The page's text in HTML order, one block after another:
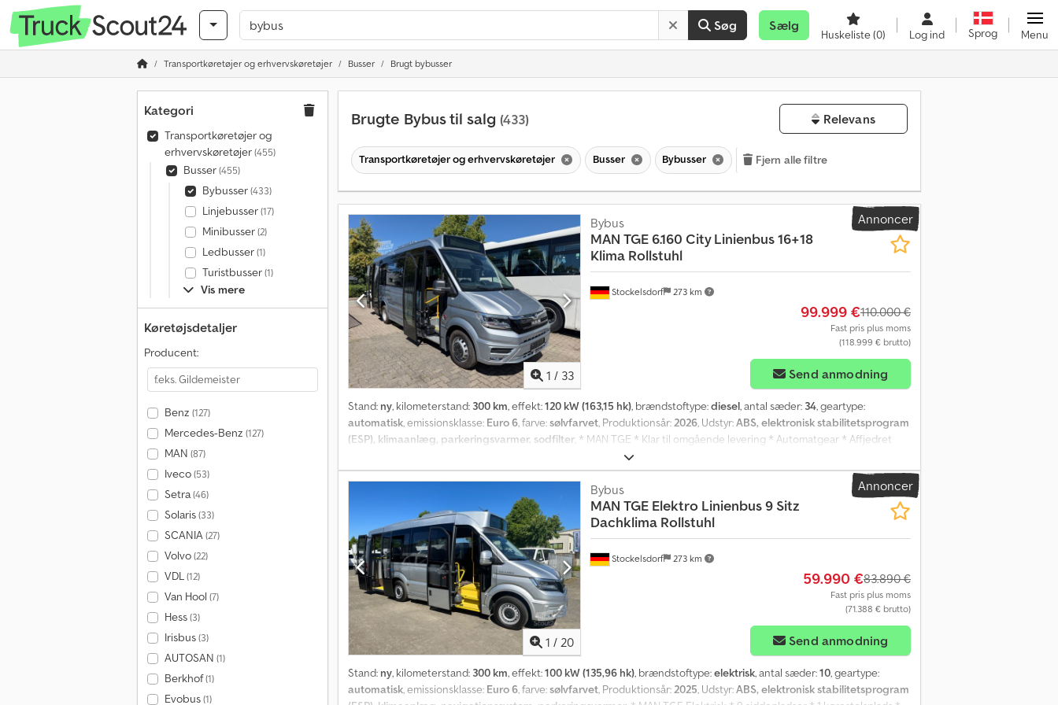
Søg Sælg
Huskeliste(0) Log ind Sprog Menu
Transportkøretøjer og erhvervskøretøjer Busser Brugt bybusser
Kategori
Transportkøretøjer og
erhvervskøretøjer(455)
Busser(455)
Bybusser(433)
Linjebusser(17)
Minibusser(2)
Ledbusser(1)
Turistbusser(1)
Vis mere
Køretøjsdetaljer
Producent:
Benz (127)
Mercedes-Benz (127)
MAN (87)
Iveco(53)
Setra(46)
Solaris(33)
SCANIA(27)
Volvo(22)
VDL(12)
Van Hool (7)
Hess(3)
Irisbus(3)
AUTOSAN (1)
Berkhof(1)
Evobus(1)
Brugte Bybus til salg (433) Relevans
Transportkøretøjer og erhvervskøretøjer Busser Bybusser Fjern alle filtre
Annoncer
1 / 33
Stockelsdorf 273 km
Bybus
MAN TGE 6.160 City Linienbus 16+18
Klima Rollstuhl
99.999 €110.000 €
Fast pris plus moms
(118.999 € brutto)
Send anmodning
Stand: ny, kilometerstand: 300 km, effekt:120 kW (163,15 hk), brændstoftype:diesel, antal sæder: 34, geartype:
automatisk, emissionsklasse: Euro 6, farve:sølvfarvet, Produktionsår:2026, Udstyr:ABS, elektronisk stabilitetsprogram
(ESP), klimaanlæg, parkeringsvarmer, sodfilter, * MAN TGE * Klar til omgående levering * Automatgear * Affjedret
førersæde * Massagesæde til føreren * Fartpilot * Bakkamera * 16 siddepladser * 18 ståpladser Csdpfx Ahezgpw Ns
Sorf * Plads til kørestol * Automatgear * Fartpilot * Multifunktionsrat * Klimaanlæg til føreren * Affjedret førersæde *
Klimaanlæg i taget * Parkeringsvarmer * Varme i passagerkabinen * LED-belysning, hvid og blå * USB-opladningsporte
i passagerkabinen * Støttehåndtag * Stopknapper * Kørestolsrampe * Bakkamera * Tre overvågningskameraer *
Antiskridbelægning * Elektriske svingdøre, 1 foran, 1 bagpå (dobbelt) * Linjetrafik * Regionaltrafik * Nedfældelige
sæder * Assistent-systemer * Destinationsvisning * Tagluge * Finansiering er mulig * Indbytning er mulig * Mellemsalg,
fejl og ændringer forbeholdes
Annoncer
1 / 20
Stockelsdorf 273 km
Bybus
MAN TGE Elektro Linienbus 9 Sitz
Dachklima Rollstuhl
59.990 €83.890 €
Fast pris plus moms
(71.388 € brutto)
Send anmodning
Stand: ny, kilometerstand: 300 km, effekt:100 kW (135,96 hk), brændstoftype:elektrisk, antal sæder:10, geartype:
automatisk, emissionsklasse: Euro 6, farve:sølvfarvet, Produktionsår:2025, Udstyr:ABS, elektronisk stabilitetsprogram